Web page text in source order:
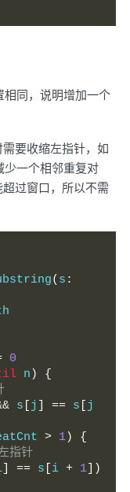
相同，说明增加一个
要收缩左指针，如
少一个相邻重复对
超过窗口，所以不需
( s :
0
n )
{
s j == s
> 1)
{
指针
== s i + 1 ])